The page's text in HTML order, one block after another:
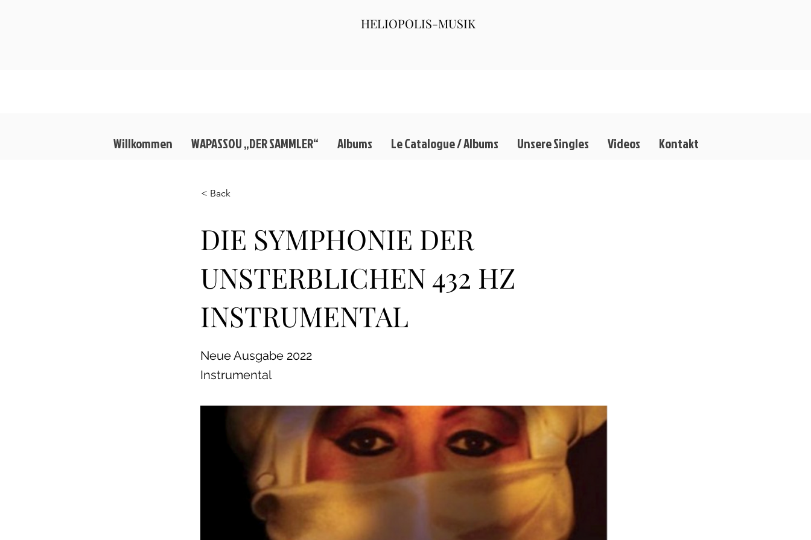
HELIOPOLIS-MUSIK
Willkommen WAPASSOU „DER SAMMLER“ Albums Le Catalogue / Albums Unsere Singles Videos Kontakt
< Back
DIE SYMPHONIE DER
UNSTERBLICHEN 432 HZ
INSTRUMENTAL
Neue Ausgabe 2022
Instrumental